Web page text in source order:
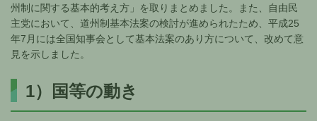
州制に関する基本的考え方」を取りまとめました。また、自由民
主党において、道州制基本法案の検討が進められたため、平成25
年7月には全国知事会として基本法案のあり方について、改めて意
見を示しました。
1）国等の動き